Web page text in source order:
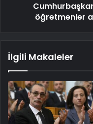
öğretmenler
İlgili Makaleler